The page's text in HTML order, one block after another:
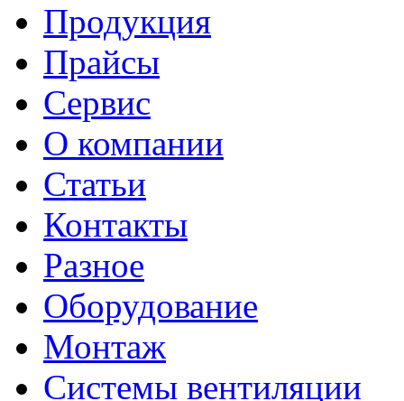
Продукция
Прайсы
Сервис
О компании
Статьи
Контакты
Разное
Оборудование
Монтаж
Системы вентиляции